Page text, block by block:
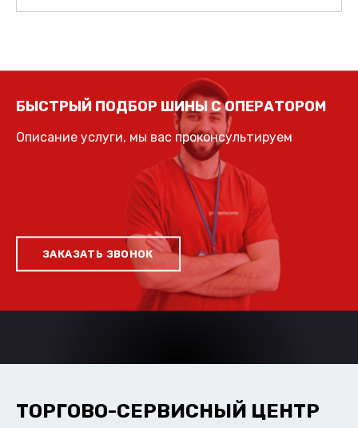
БЫСТРЫЙ ПОДБОР ШИНЫ С ОПЕРАТОРОМ
Описание услуги, мы вас проконсультируем
ЗАКАЗАТЬ ЗВОНОК
ТОРГОВО-СЕРВИСНЫЙ ЦЕНТР